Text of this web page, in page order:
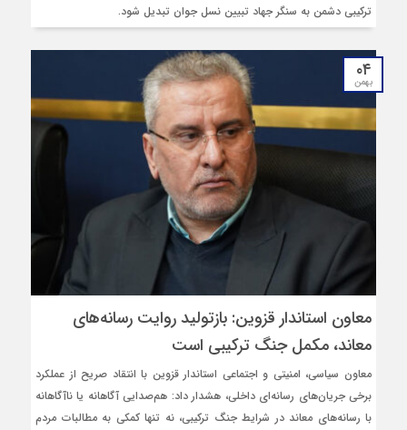
ترکیبی دشمن به سنگر جهاد تبیین نسل جوان تبدیل شود.
۰۴
بهمن
معاون استاندار قزوین: بازتولید روایت رسانه‌های
معاند، مکمل جنگ ترکیبی است
معاون سیاسی، امنیتی و اجتماعی استاندار قزوین با انتقاد صریح از عملکرد
برخی جریان‌های رسانه‌ای داخلی، هشدار داد: هم‌صدایی آگاهانه یا ناآگاهانه
با رسانه‌های معاند در شرایط جنگ ترکیبی، نه‌ تنها کمکی به مطالبات مردم